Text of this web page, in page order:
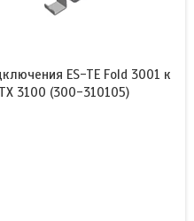
ES-TE Fold 3001 к
3100 (300-310105)